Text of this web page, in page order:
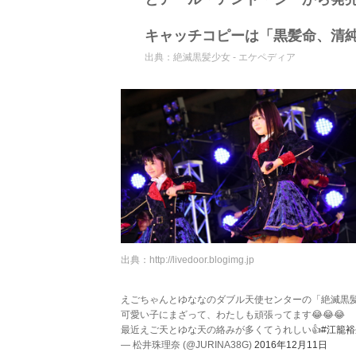
キャッチコピーは「黒髪命、清
出典： 絶滅黒髪少女 - エケペディア
出典： http://livedoor.blogimg.jp
えごちゃんとゆななのダブル天使センターの「絶滅黒
可愛い子にまざって、わたしも頑張ってます😂😂😂
最近えご天とゆな天の絡みが多くてうれしい👍#江籠
— 松井珠理奈 (@JURINA38G) 2016年12月11日